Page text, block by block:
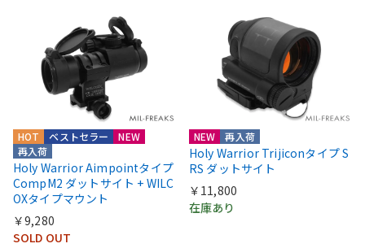
HOT
NEW
再入荷
ベストセラー
Holy Warrior Aimpointタイプ
CompM2 ダットサイト + WILC
OXタイプマウント
￥9,280
SOLD OUT
NEW 再入荷
Holy Warrior Trijiconタイプ S
RS ダットサイト
￥11,800
在庫あり